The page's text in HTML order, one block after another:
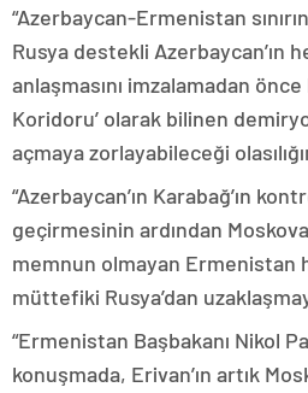
“Azerbaycan-Ermenistan
Rusya destekli Azerbaycan’ın
anlaşmasını imzalamadan önce
Koridoru’ olarak bilinen
açmaya zorlayabileceği
“Azerbaycan’ın Karabağ’ın
geçirmesinin ardından
memnun olmayan Ermenistan
müttefiki Rusya’dan
“Ermenistan Başbakanı Nikol
konuşmada, Erivan’ın artık